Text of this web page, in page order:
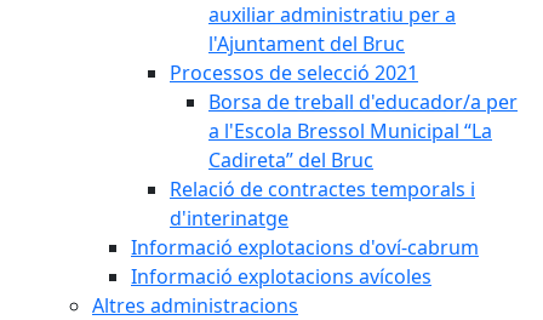
auxiliar administratiu per a
l'Ajuntament del Bruc
Processos de selecció 2021
Borsa de treball d'educador/a per
a l'Escola Bressol Municipal “La
Cadireta” del Bruc
Relació de contractes temporals i
d'interinatge
Informació explotacions d'oví-cabrum
Informació explotacions avícoles
Altres administracions